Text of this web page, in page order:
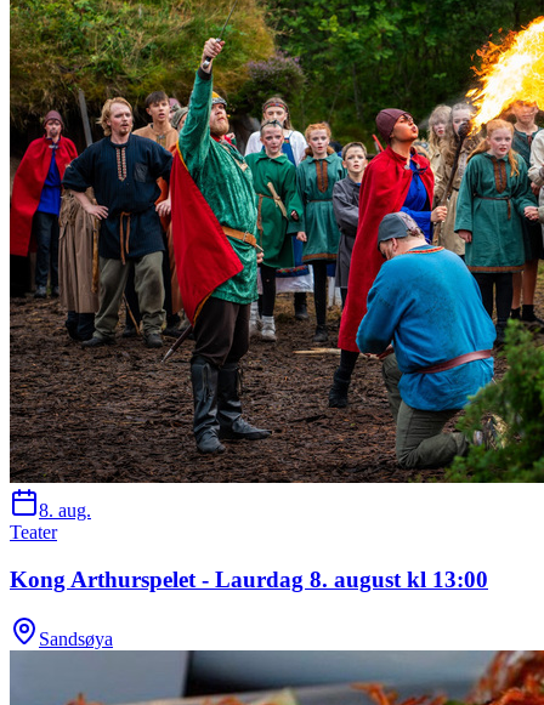
8. aug.
Teater
Kong Arthurspelet - Laurdag 8. august kl 13:00
Sandsøya